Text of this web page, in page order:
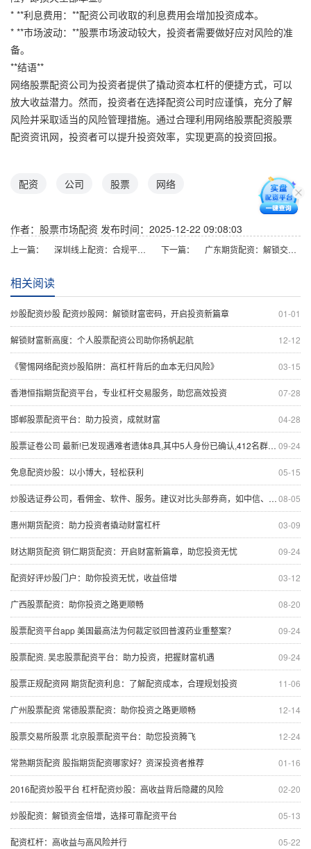
* **利息费用：**配资公司收取的利息费用会增加投资成本。
* **市场波动：**股票市场波动较大，投资者需要做好应对风险的准
备。
**结语**
网络股票配资公司为投资者提供了撬动资本杠杆的便捷方式，可以
放大收益潜力。然而，投资者在选择配资公司时应谨慎，充分了解
风险并采取适当的风险管理措施。通过合理利用网络股票配资股票
配资资讯网，投资者可以提升投资效率，实现更高的投资回报。
配资 公司 股票 网络
作者：股票市场配资 发布时间：2025-12-22 09:08:03
上一篇： 深圳线上配资：合规平台与高效工具解析 下一篇： 广东期货配资：解锁交易新机遇，助力财富增长
相关阅读
01-01
炒股配资炒股 配资炒股网：解锁财富密码，开启投资新篇章
12-12
解锁财富新高度：个人股票配资公司助你扬帆起航
03-15
《警惕网络配资炒股陷阱：高杠杆背后的血本无归风险》
07-28
香港恒指期货配资平台，专业杠杆交易服务，助您高效投资
04-28
邯郸股票配资平台：助力投资，成就财富
09-24
股票证卷公司 最新!已发现遇难者遗体8具,其中5人身份已确认,412名群众已安全转移!四川雅安暴雨山洪致30人失联,官方通报
05-15
免息配资炒股：以小博大，轻松获利
08-05
炒股选证券公司，看佣金、软件、服务。建议对比头部券商，如中信、华泰、东方财富。
03-09
惠州期货配资：助力投资者撬动财富杠杆
09-24
财达期货配资 铜仁期货配资：开启财富新篇章，助您投资无忧
03-12
配资好评炒股门户：助你投资无忧，收益倍增
08-20
广西股票配资：助你投资之路更顺畅
09-24
股票配资平台app 美国最高法为何裁定驳回普渡药业重整案？
09-24
股票配资. 吴忠股票配资平台：助力投资，把握财富机遇
11-06
股票正规配资网 期货配资利息：了解配资成本，合理规划投资
12-14
广州股票配资 常德股票配资：助你投资之路更顺畅
12-24
股票交易所股票 北京股票配资平台：助您投资腾飞
01-16
常熟期货配资 股指期货配资哪家好？资深投资者推荐
02-20
2016配资炒股平台 杠杆配资炒股：高收益背后隐藏的风险
05-13
炒股配资：解锁资金倍增，选择可靠配资平台
05-22
配资杠杆：高收益与高风险并行